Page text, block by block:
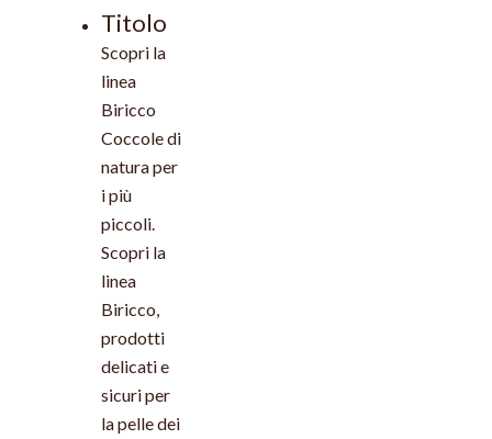
Titolo
Scopri la
linea
Biricco
Coccole di
natura per
i più
piccoli.
Scopri la
linea
Biricco,
prodotti
delicati e
sicuri per
la pelle dei